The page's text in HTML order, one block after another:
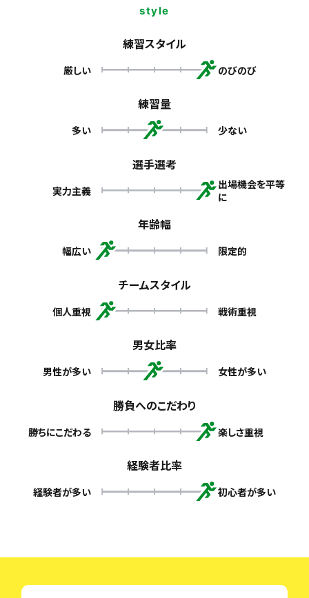
style
練習スタイル
厳しい のびのび
練習量
多い 少ない
選手選考
実力主義
出場機会を平等
に
年齢幅
幅広い 限定的
チームスタイル
個人重視 戦術重視
男女比率
男性が多い 女性が多い
勝負へのこだわり
勝ちにこだわる 楽しさ重視
経験者比率
経験者が多い 初心者が多い